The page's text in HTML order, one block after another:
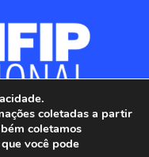
coletadas a partir
coletamos
você pode